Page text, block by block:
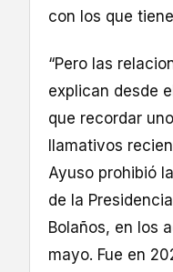
con los que
“Pero las
explican desde
que recordar
llamativos
Ayuso prohibió
de la
Bolaños, en los
mayo. Fue en